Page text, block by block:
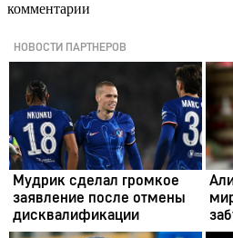
комментарии